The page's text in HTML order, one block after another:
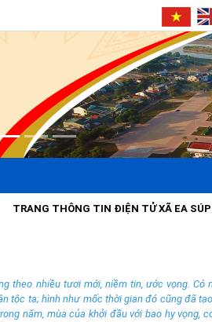
TIN ĐIỆN TỬ XÃ EA SÚP
theo nhiều tươi mới, niềm tin, ước vọng. Có
tộc ta; hình như mốc thời gian đó cũng đã
năm, mùa của khởi đầu với bao hy vọng,